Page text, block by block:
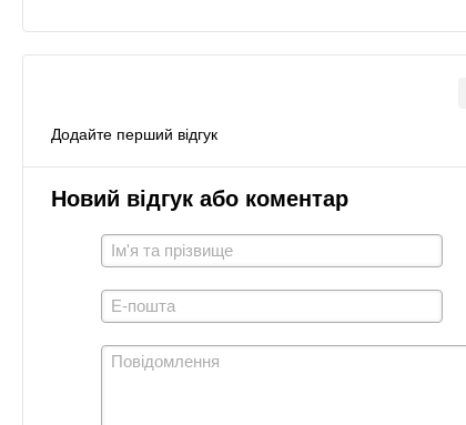
Додайте перший відгук
Новий відгук або коментар